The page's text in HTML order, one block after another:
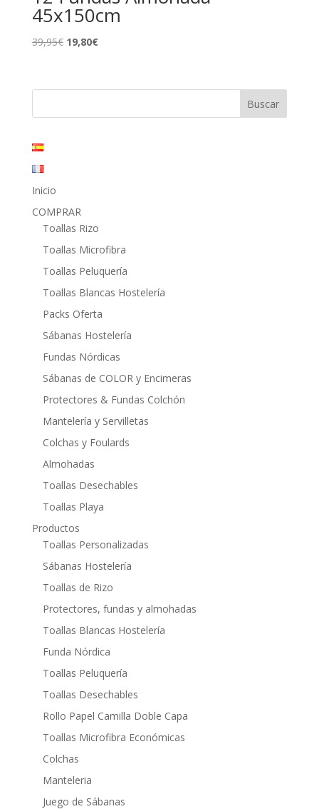
45x150cm
39,95€ El
era:
19,80€El
es:
Inicio
COMPRAR
Toallas Rizo
Toallas Microfibra
Toallas Peluquería
Toallas Blancas Hostelería
Packs Oferta
Sábanas Hostelería
Fundas Nórdicas
Sábanas de COLOR y Encimeras
Protectores & Fundas Colchón
Mantelería y Servilletas
Colchas y Foulards
Almohadas
Toallas Desechables
Toallas Playa
Productos
Toallas Personalizadas
Sábanas Hostelería
Toallas de Rizo
Protectores, fundas y almohadas
Toallas Blancas Hostelería
Funda Nórdica
Toallas Peluquería
Toallas Desechables
Rollo Papel Camilla Doble Capa
Toallas Microfibra Económicas
Colchas
Manteleria
Juego de Sábanas